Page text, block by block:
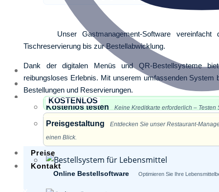
Unser Gastmanagement-Software vereinfacht
Tischreservierung bis zur Bestellabwicklung.
Dank der digitalen Menüs und QR-Bestellsysteme
reibungsloses Erlebnis. Mit unserem umfassenden System
Bestellungen und Reservierungen.
Kostenlos testen Keine Kreditkarte erforderlich –
KOSTENLOS
Preisgestaltung
Entdecken Sie unser Restaurant-
einen Blick.
Preise
Kontakt
Home
Über uns
Funktionen
Online Bestellsoftware Optimieren Sie Ihre